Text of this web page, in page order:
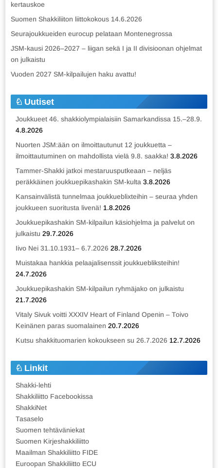
kertauskoe
Suomen Shakkiliiton liittokokous 14.6.2026
Seurajoukkueiden eurocup pelataan Montenegrossa
JSM-kausi 2026–2027 – liigan sekä I ja II divisioonan ohjelmat
on julkaistu
Vuoden 2027 SM-kilpailujen haku avattu!
Uutiset
Joukkueet 46. shakkiolympialaisiin Samarkandissa 15.–28.9.
4.8.2026
Nuorten JSM:ään on ilmoittautunut 12 joukkuetta –
ilmoittautuminen on mahdollista vielä 9.8. saakka! 3.8.2026
Tammer-Shakki jatkoi mestaruusputkeaan – neljäs
peräkkäinen joukkuepikashakin SM-kulta 3.8.2026
Kansainvälistä tunnelmaa joukkueblixteihin – seuraa yhden
joukkueen suoritusta livenä! 1.8.2026
Joukkuepikashakin SM-kilpailun käsiohjelma ja palvelut on
julkaistu 29.7.2026
Iivo Nei 31.10.1931– 6.7.2026 28.7.2026
Muistakaa hankkia pelaajalisenssit joukkuebliksteihin!
24.7.2026
Joukkuepikashakin SM-kilpailun ryhmäjako on julkaistu
21.7.2026
Vitaly Sivuk voitti XXXIV Heart of Finland Openin – Toivo
Keinänen paras suomalainen 20.7.2026
Kutsu shakkituomarien kokoukseen su 26.7.2026 12.7.2026
Linkit
Shakki-lehti
Shakkiliitto Facebookissa
ShakkiNet
Tasaselo
Suomen tehtäväniekat
Suomen Kirjeshakkiliitto
Maailman Shakkiliitto FIDE
Euroopan Shakkiliitto ECU